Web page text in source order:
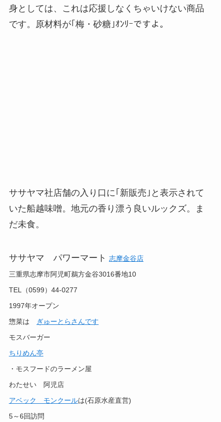
身としては、これは応援しなくちゃいけない商品
です。原材料が｢梅・砂糖｣ｵﾝﾘｰですよ。
ササヤマ社店舗の入り口に｢新販売｣と表示されて
いた船越味噌。地元の香り漂う良いルックズ。ま
だ未食。
ササヤマ パワーマート 志摩金谷店
三重県志摩市阿児町鵜方金谷3016番地10
TEL（0599）44-0277
1997年オープン
惣菜は
ぎゅーとらさんです
モスバーガー
ちりめん亭
・ モスフードのラーメン屋
わたせい 阿児店
アベック モンクールは(石原水産直営)
5～6回訪問